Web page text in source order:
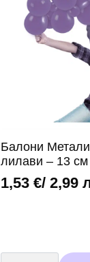
Балони
лилави – 13
1,53 €/ 2,99
количество